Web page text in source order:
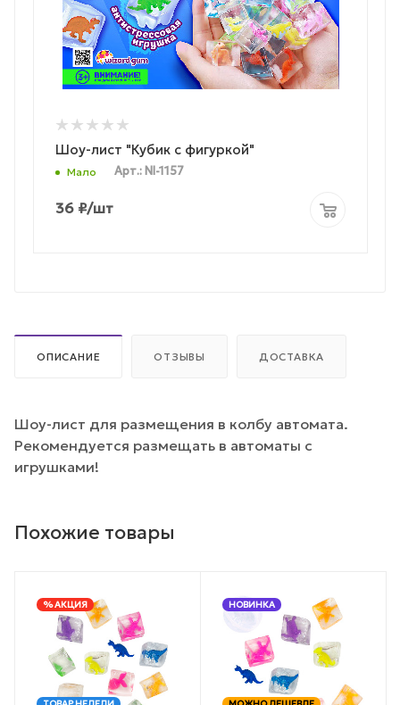
Шоу-лист "Кубик с фигуркой"
Мало Арт.: NI-1157
36 ₽/шт
ОПИСАНИЕ ОТЗЫВЫ ДОСТАВКА
Шоу-лист для размещения в колбу автомата.
Рекомендуется размещать в автоматы с
игрушками!
Похожие товары
% АКЦИЯ НОВИНКА